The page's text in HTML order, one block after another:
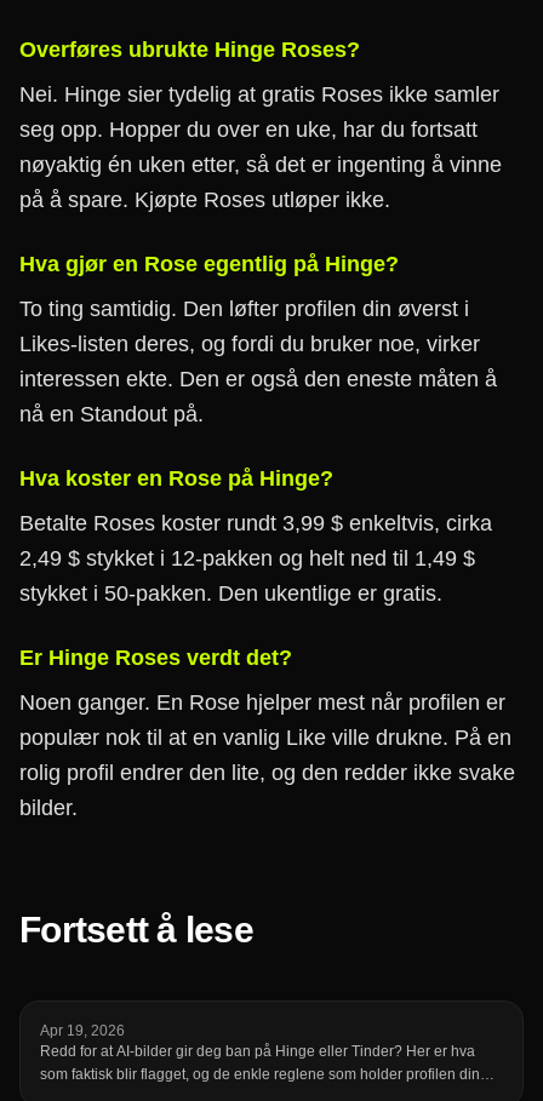
Overføres ubrukte Hinge Roses?
Nei. Hinge sier tydelig at gratis Roses ikke samler
seg opp. Hopper du over en uke, har du fortsatt
nøyaktig én uken etter, så det er ingenting å vinne
på å spare. Kjøpte Roses utløper ikke.
Hva gjør en Rose egentlig på Hinge?
To ting samtidig. Den løfter profilen din øverst i
Likes-listen deres, og fordi du bruker noe, virker
interessen ekte. Den er også den eneste måten å
nå en Standout på.
Hva koster en Rose på Hinge?
Betalte Roses koster rundt 3,99 $ enkeltvis, cirka
2,49 $ stykket i 12-pakken og helt ned til 1,49 $
stykket i 50-pakken. Den ukentlige er gratis.
Er Hinge Roses verdt det?
Noen ganger. En Rose hjelper mest når profilen er
populær nok til at en vanlig Like ville drukne. På en
rolig profil endrer den lite, og den redder ikke svake
bilder.
Fortsett å lese
Apr 19, 2026
Redd for at AI-bilder gir deg ban på Hinge eller Tinder? Her er hva
som faktisk blir flagget, og de enkle reglene som holder profilen din